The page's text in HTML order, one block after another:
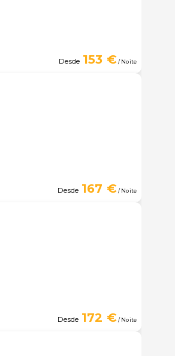
Desde 153 €/ Noite
Desde 167 €/ Noite
Desde 172 €/ Noite